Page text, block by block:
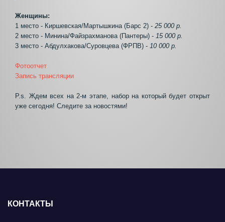
Женщины:
1 место - Киршевская/Мартышкина (Барс 2) - 25 000 р.
2 место - Минина/Файзрахманова (Пантеры) - 15 000 р.
3 место - Абдулхакова/Суровцева (ФРПВ) - 10 000 р.
Фотоотчет
Запись трансляции
P.s. Ждем всех на 2-м этапе, набор на который будет открыт
уже сегодня! Следите за новостями!
КОНТАКТЫ